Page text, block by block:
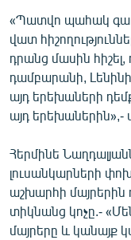
«Պատվո պահակ
վատ
դրանց մասին
դամբարանի,
այդ երեխաների
այդ երեխաներին»,-
Հերմինե
լուսանկարների
աշխարհի
տիկնանց կոչը.-
մայրերը և կանայք